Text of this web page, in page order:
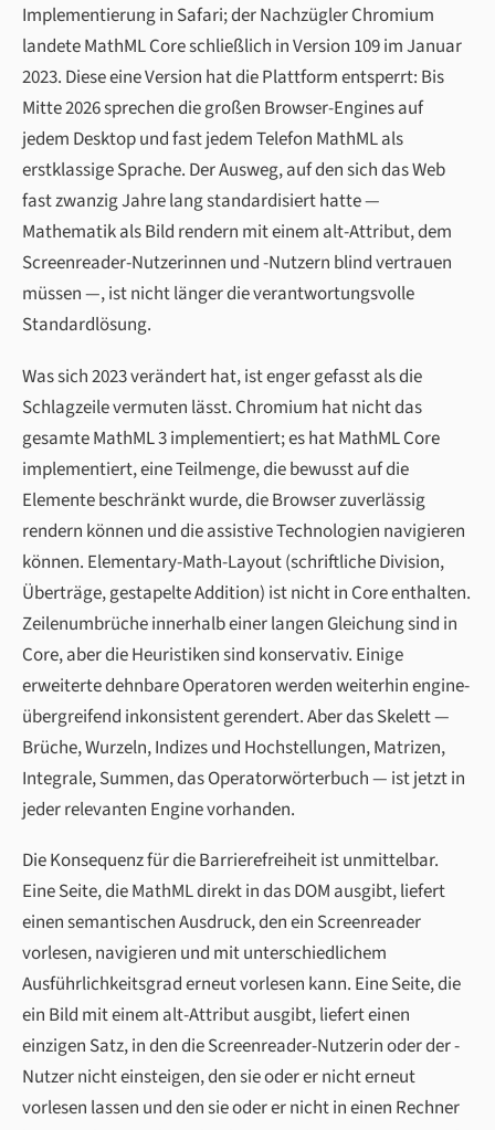
Implementierung in Safari; der Nachzügler Chromium
landete MathML Core schließlich in Version 109 im Januar
2023. Diese eine Version hat die Plattform entsperrt: Bis
Mitte 2026 sprechen die großen Browser-Engines auf
jedem Desktop und fast jedem Telefon MathML als
erstklassige Sprache. Der Ausweg, auf den sich das Web
fast zwanzig Jahre lang standardisiert hatte —
Mathematik als Bild rendern mit einem alt-Attribut, dem
Screenreader-Nutzerinnen und -Nutzern blind vertrauen
müssen —, ist nicht länger die verantwortungsvolle
Standardlösung.
Was sich 2023 verändert hat, ist enger gefasst als die
Schlagzeile vermuten lässt. Chromium hat nicht das
gesamte MathML 3 implementiert; es hat MathML Core
implementiert, eine Teilmenge, die bewusst auf die
Elemente beschränkt wurde, die Browser zuverlässig
rendern können und die assistive Technologien navigieren
können. Elementary-Math-Layout (schriftliche Division,
Überträge, gestapelte Addition) ist nicht in Core enthalten.
Zeilenumbrüche innerhalb einer langen Gleichung sind in
Core, aber die Heuristiken sind konservativ. Einige
erweiterte dehnbare Operatoren werden weiterhin engine-
übergreifend inkonsistent gerendert. Aber das Skelett —
Brüche, Wurzeln, Indizes und Hochstellungen, Matrizen,
Integrale, Summen, das Operatorwörterbuch — ist jetzt in
jeder relevanten Engine vorhanden.
Die Konsequenz für die Barrierefreiheit ist unmittelbar.
Eine Seite, die MathML direkt in das DOM ausgibt, liefert
einen semantischen Ausdruck, den ein Screenreader
vorlesen, navigieren und mit unterschiedlichem
Ausführlichkeitsgrad erneut vorlesen kann. Eine Seite, die
ein Bild mit einem alt-Attribut ausgibt, liefert einen
einzigen Satz, in den die Screenreader-Nutzerin oder der -
Nutzer nicht einsteigen, den sie oder er nicht erneut
vorlesen lassen und den sie oder er nicht in einen Rechner